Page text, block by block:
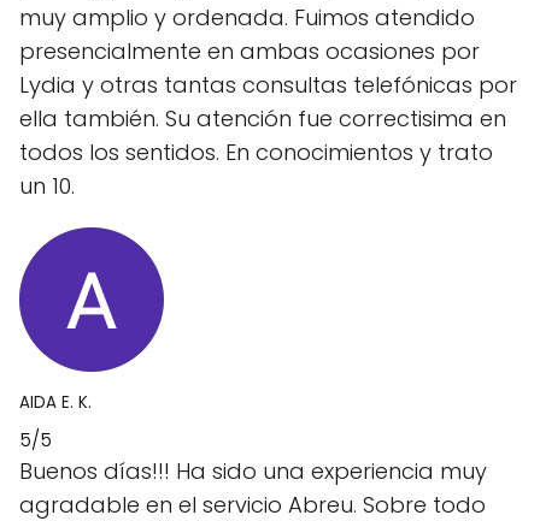
muy amplio y ordenada. Fuimos atendido
presencialmente en ambas ocasiones por
Lydia y otras tantas consultas telefónicas por
ella también. Su atención fue correctisima en
todos los sentidos. En conocimientos y trato
un 10.
AIDA E. K.
5/5
Buenos días!!! Ha sido una experiencia muy
agradable en el servicio Abreu. Sobre todo